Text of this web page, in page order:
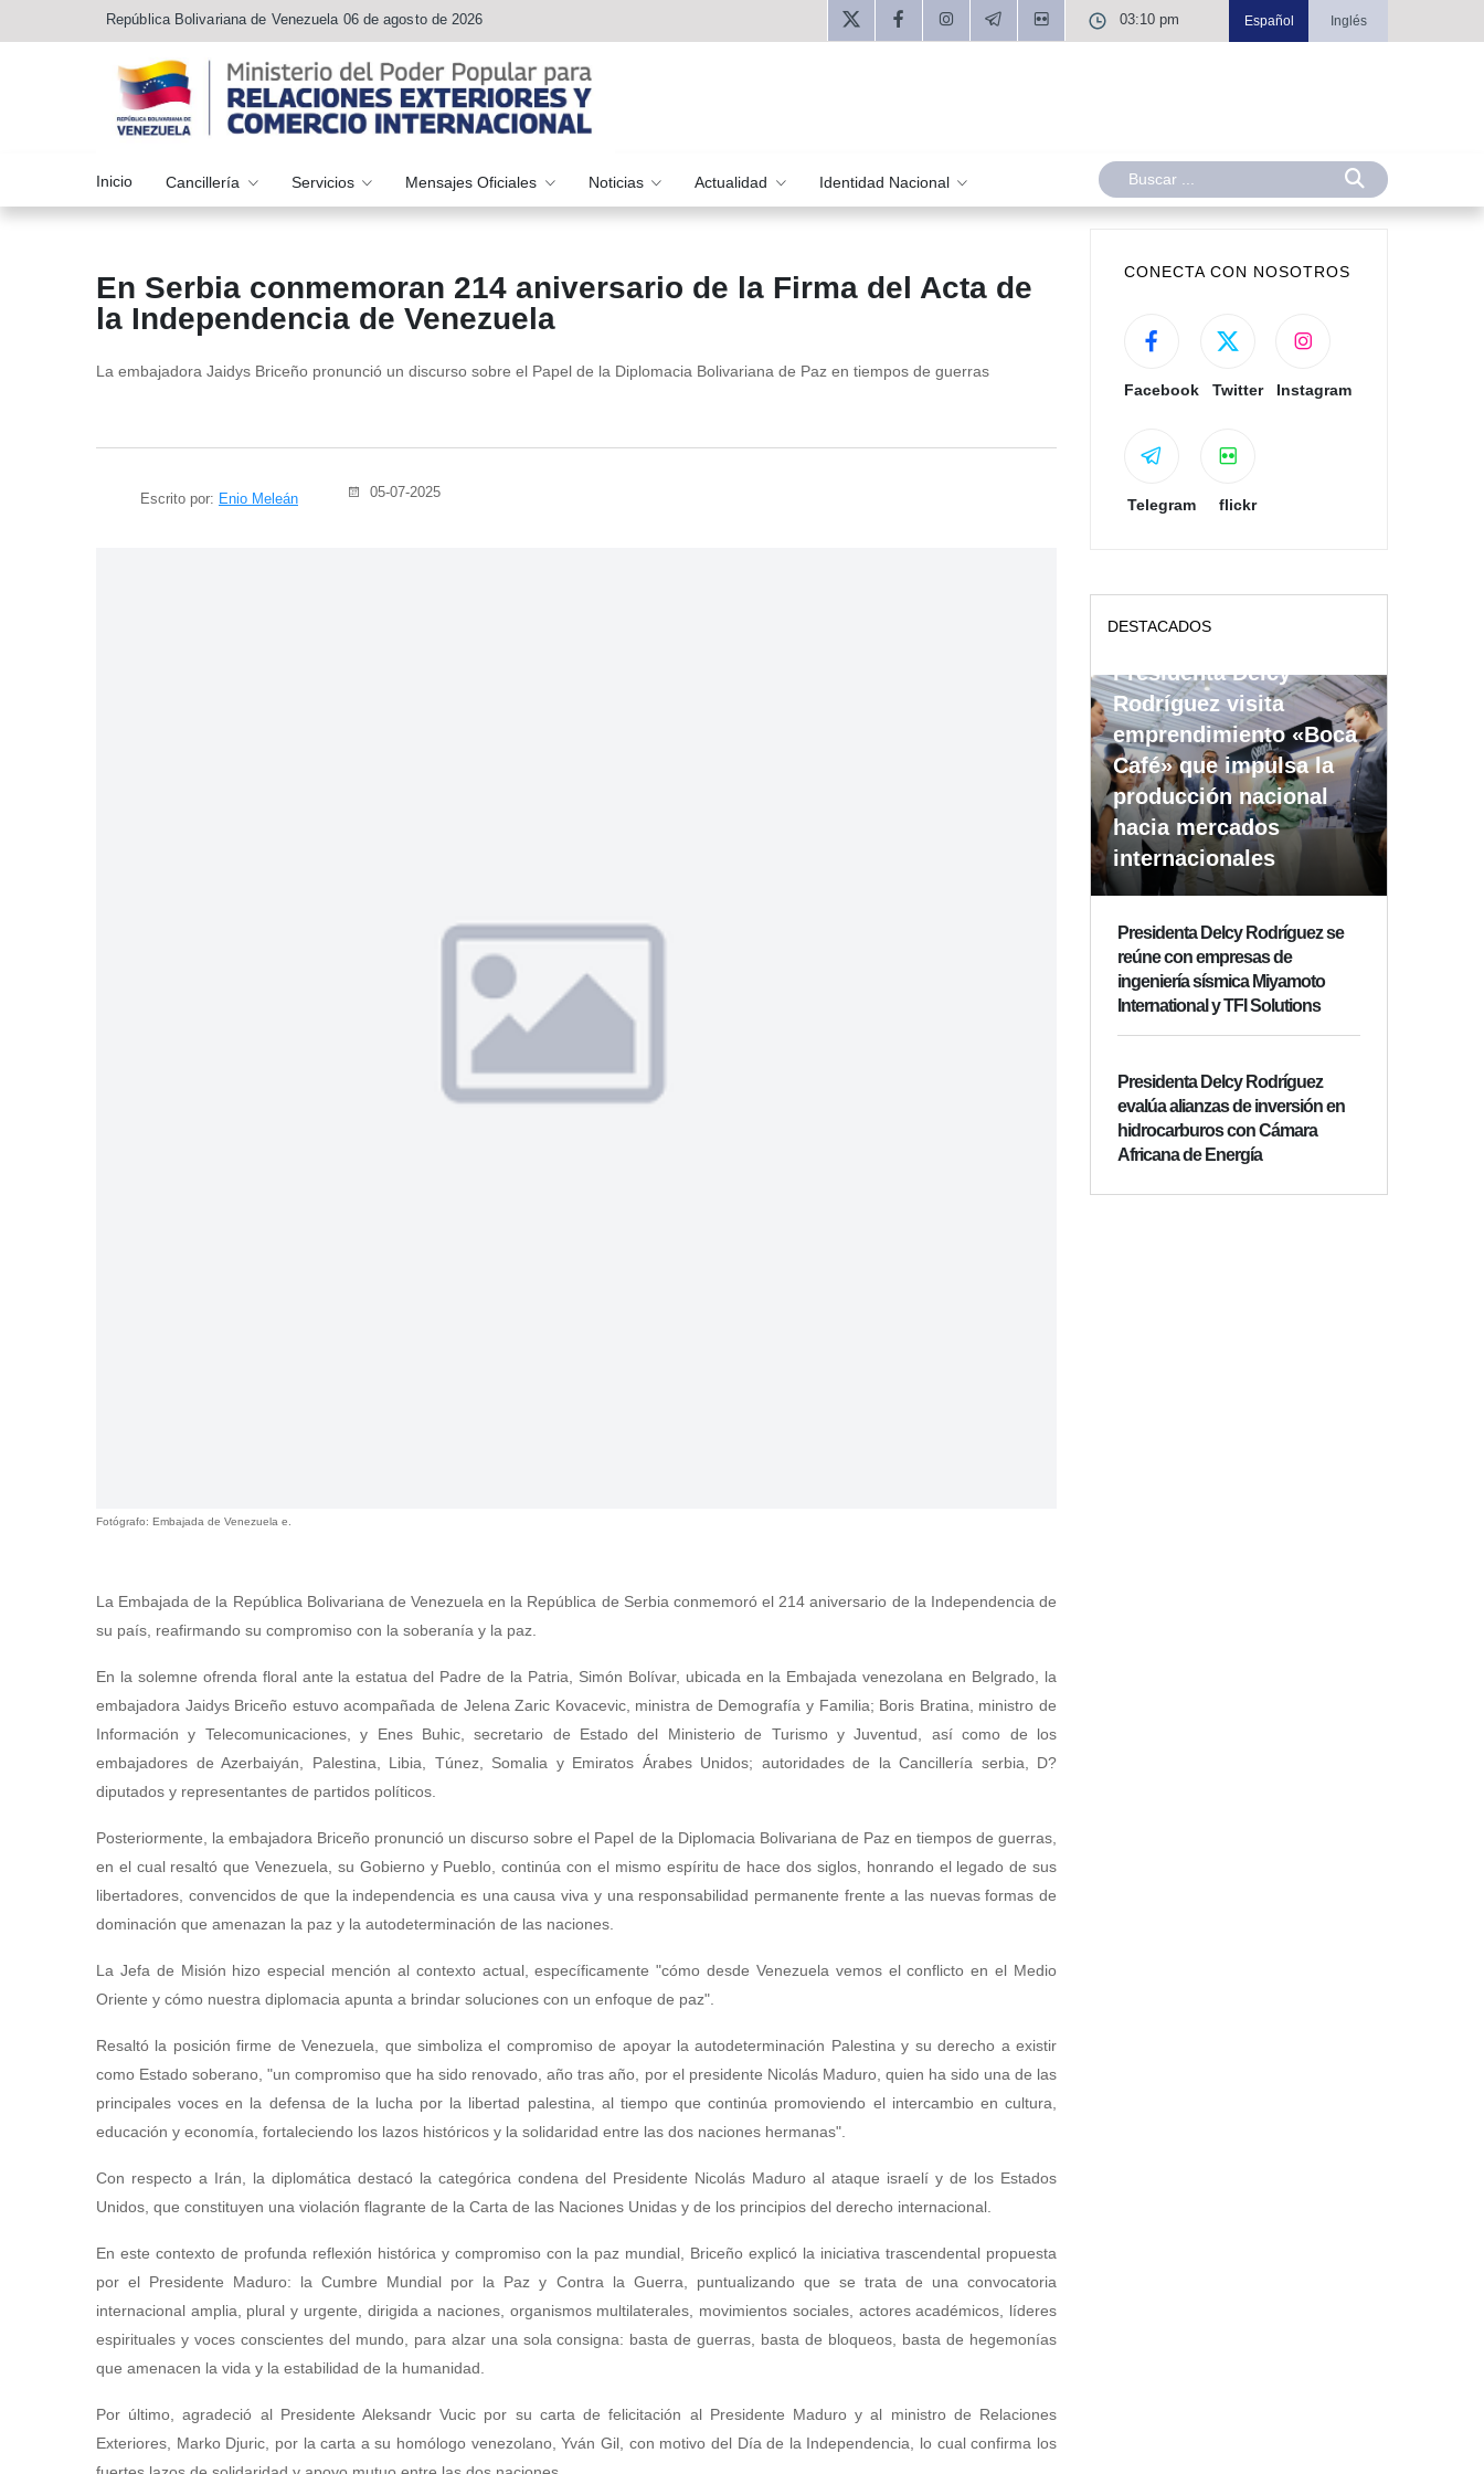
República Bolivariana de Venezuela 06 de agosto de 2026 03:10 pm Español Inglés
Inicio Cancillería Servicios Mensajes Oficiales Noticias Actualidad Identidad Nacional
En Serbia conmemoran 214 aniversario de la Firma del Acta de
la Independencia de Venezuela
La embajadora Jaidys Briceño pronunció un discurso sobre el Papel de la Diplomacia Bolivariana de Paz en tiempos de guerras
Escrito por: Enio Meleán 05-07-2025
Fotógrafo: Embajada de Venezuela e.
La Embajada de la República Bolivariana de Venezuela en la República de Serbia conmemoró el 214 aniversario de la Independencia de
su país, reafirmando su compromiso con la soberanía y la paz.
En la solemne ofrenda floral ante la estatua del Padre de la Patria, Simón Bolívar, ubicada en la Embajada venezolana en Belgrado, la
embajadora Jaidys Briceño estuvo acompañada de Jelena Zaric Kovacevic, ministra de Demografía y Familia; Boris Bratina, ministro de
Información y Telecomunicaciones, y Enes Buhic, secretario de Estado del Ministerio de Turismo y Juventud, así como de los
embajadores de Azerbaiyán, Palestina, Libia, Túnez, Somalia y Emiratos Árabes Unidos; autoridades de la Cancillería serbia, D?
diputados y representantes de partidos políticos.
Posteriormente, la embajadora Briceño pronunció un discurso sobre el Papel de la Diplomacia Bolivariana de Paz en tiempos de guerras,
en el cual resaltó que Venezuela, su Gobierno y Pueblo, continúa con el mismo espíritu de hace dos siglos, honrando el legado de sus
libertadores, convencidos de que la independencia es una causa viva y una responsabilidad permanente frente a las nuevas formas de
dominación que amenazan la paz y la autodeterminación de las naciones.
La Jefa de Misión hizo especial mención al contexto actual, específicamente "cómo desde Venezuela vemos el conflicto en el Medio
Oriente y cómo nuestra diplomacia apunta a brindar soluciones con un enfoque de paz".
Resaltó la posición firme de Venezuela, que simboliza el compromiso de apoyar la autodeterminación Palestina y su derecho a existir
como Estado soberano, "un compromiso que ha sido renovado, año tras año, por el presidente Nicolás Maduro, quien ha sido una de las
principales voces en la defensa de la lucha por la libertad palestina, al tiempo que continúa promoviendo el intercambio en cultura,
educación y economía, fortaleciendo los lazos históricos y la solidaridad entre las dos naciones hermanas".
Con respecto a Irán, la diplomática destacó la categórica condena del Presidente Nicolás Maduro al ataque israelí y de los Estados
Unidos, que constituyen una violación flagrante de la Carta de las Naciones Unidas y de los principios del derecho internacional.
En este contexto de profunda reflexión histórica y compromiso con la paz mundial, Briceño explicó la iniciativa trascendental propuesta
por el Presidente Maduro: la Cumbre Mundial por la Paz y Contra la Guerra, puntualizando que se trata de una convocatoria
internacional amplia, plural y urgente, dirigida a naciones, organismos multilaterales, movimientos sociales, actores académicos, líderes
espirituales y voces conscientes del mundo, para alzar una sola consigna: basta de guerras, basta de bloqueos, basta de hegemonías
que amenacen la vida y la estabilidad de la humanidad.
Por último, agradeció al Presidente Aleksandr Vucic por su carta de felicitación al Presidente Maduro y al ministro de Relaciones
Exteriores, Marko Djuric, por la carta a su homólogo venezolano, Yván Gil, con motivo del Día de la Independencia, lo cual confirma los
CONECTA CON NOSOTROS
Facebook Twitter Instagram
Telegram flickr
DESTACADOS
Presidenta Delcy
Rodríguez visita
emprendimiento «Boca
Café» que impulsa la
producción nacional
hacia mercados
internacionales
Presidenta Delcy Rodríguez se
reúne con empresas de
ingeniería sísmica Miyamoto
International y TFI Solutions
Presidenta Delcy Rodríguez
evalúa alianzas de inversión en
hidrocarburos con Cámara
Africana de Energía